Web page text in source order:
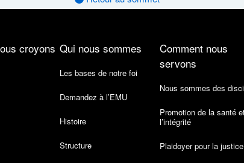
croyons Qui nous sommes
Les bases de notre foi
Demandez à l’EMU
Histoire
Structure
Comment nous
servons
Nous sommes des
Promotion de la santé
l’intégrité
Plaidoyer pour la justice